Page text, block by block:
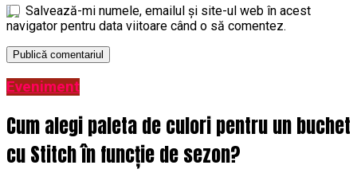
Salvează-mi numele, emailul și site-ul web în acest
navigator pentru data viitoare când o să comentez.
Eveniment
Cum alegi paleta de culori pentru un buchet
cu Stitch în funcție de sezon?